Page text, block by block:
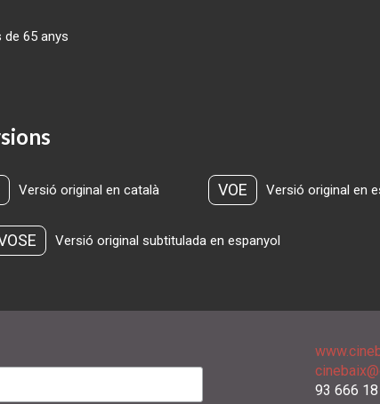
de 65 anys
Versió original en català VOE Versió original en
Versió original subtitulada en espanyol
93 666